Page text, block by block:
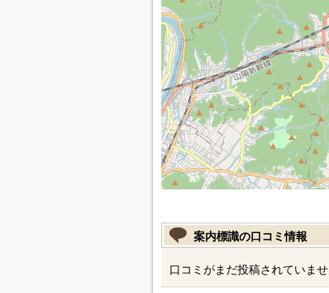
案内標識の口コミ情報
口コミがまだ投稿されていませ